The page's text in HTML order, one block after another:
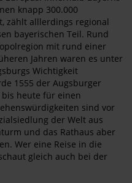
knapp 300.000
zählt alllerdings regional
bayerischen Teil. Rund
mit rund einer
Jahren waren es unter
Wichtigkeit
1555 der Augsburger
bis heute für einen
sind vor
der Welt aus
und das Rathaus aber
Wer eine Reise in die
gleich auch bei der